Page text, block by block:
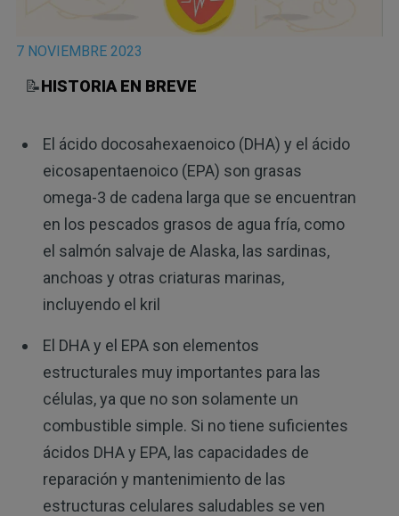
7 NOVIEMBRE 2023
📝HISTORIA EN BREVE
El ácido docosahexaenoico (DHA) y el ácido
eicosapentaenoico (EPA) son grasas
omega-3 de cadena larga que se encuentran
en los pescados grasos de agua fría, como
el salmón salvaje de Alaska, las sardinas,
anchoas y otras criaturas marinas,
incluyendo el kril
El DHA y el EPA son elementos
estructurales muy importantes para las
células, ya que no son solamente un
combustible simple. Si no tiene suficientes
ácidos DHA y EPA, las capacidades de
reparación y mantenimiento de las
estructuras celulares saludables se ven